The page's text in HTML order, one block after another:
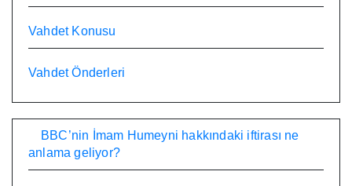
Vahdet Konusu
Vahdet Önderleri
BBC’nin İmam Humeyni hakkındaki iftirası ne
anlama geliyor?